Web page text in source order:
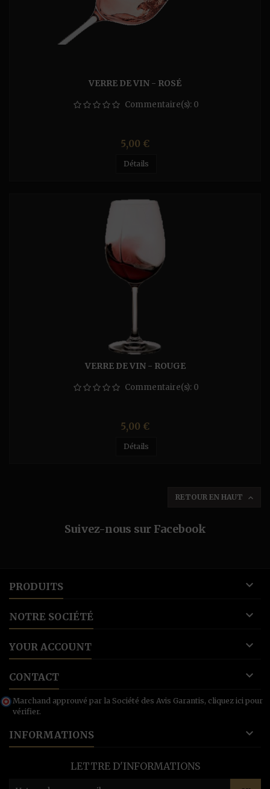
VERRE DE VIN - ROSÉ
Commentaire(s): 0
Prix
5,00 €
Détails
VERRE DE VIN - ROUGE
Commentaire(s): 0
Prix
5,00 €
Détails
RETOUR EN HAUT 
Suivez-nous sur Facebook
PRODUITS 
NOTRE SOCIÉTÉ 
YOUR ACCOUNT 
CONTACT 
Marchand approuvé par la Société des Avis Garantis, cliquez ici pour
vérifier.
INFORMATIONS 
LETTRE D'INFORMATIONS